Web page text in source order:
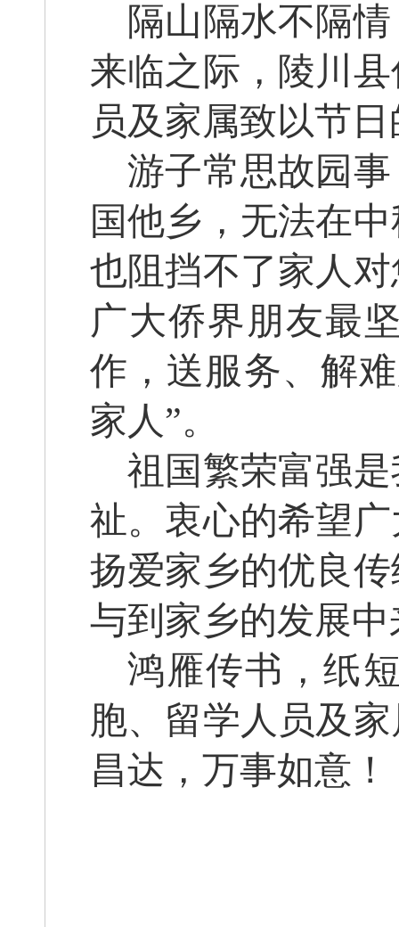
隔山隔水不隔
来临之际，陵川
员及家属致以节
游子常思故园
国他乡，无法在
也阻挡不了家人
广大侨界朋友最
作，送服务、解
家人”。
祖国繁荣富强
祉。衷心的希望
扬爱家乡的优良
与到家乡的发展
鸿雁传书，纸
胞、留学人员及
昌达，万事如意！